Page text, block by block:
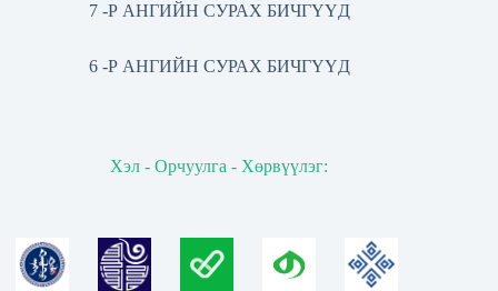
7 -Р АНГИЙН СУРАХ БИЧГҮҮД
6 -Р АНГИЙН СУРАХ БИЧГҮҮД
Хэл - Орчуулга - Хөрвүүлэг: